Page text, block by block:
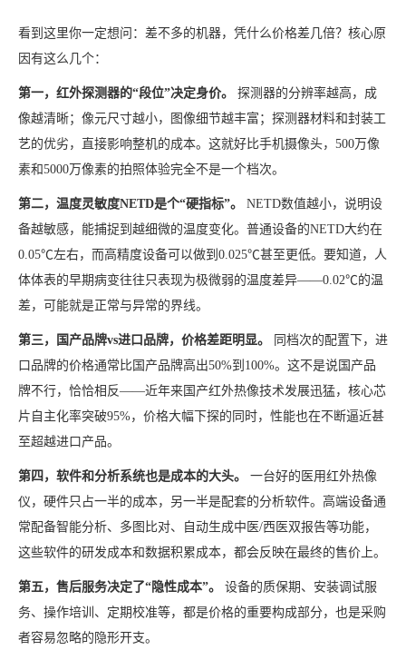
看到这里你一定想问：差不多的机器，凭什么价格差几倍？核心原
因有这么几个：
第一，红外探测器的“段位”决定身价。
探测器的分辨率越高，成
像越清晰；像元尺寸越小，图像细节越丰富；探测器材料和封装工
艺的优劣，直接影响整机的成本。这就好比手机摄像头，500万像
素和5000万像素的拍照体验完全不是一个档次。
第二，温度灵敏度NETD是个“硬指标”。
NETD数值越小，说明设
备越敏感，能捕捉到越细微的温度变化。普通设备的NETD大约在
0.05℃左右，而高精度设备可以做到0.025℃甚至更低。要知道，人
体体表的早期病变往往只表现为极微弱的温度差异——0.02℃的温
差，可能就是正常与异常的界线。
第三，国产品牌vs进口品牌，价格差距明显。
同档次的配置下，进
口品牌的价格通常比国产品牌高出50%到100%。这不是说国产品
牌不行，恰恰相反——近年来国产红外热像技术发展迅猛，核心芯
片自主化率突破95%，价格大幅下探的同时，性能也在不断逼近甚
至超越进口产品。
第四，软件和分析系统也是成本的大头。
一台好的医用红外热像
仪，硬件只占一半的成本，另一半是配套的分析软件。高端设备通
常配备智能分析、多图比对、自动生成中医/西医双报告等功能，
这些软件的研发成本和数据积累成本，都会反映在最终的售价上。
第五，售后服务决定了“隐性成本”。
设备的质保期、安装调试服
务、操作培训、定期校准等，都是价格的重要构成部分，也是采购
者容易忽略的隐形开支。